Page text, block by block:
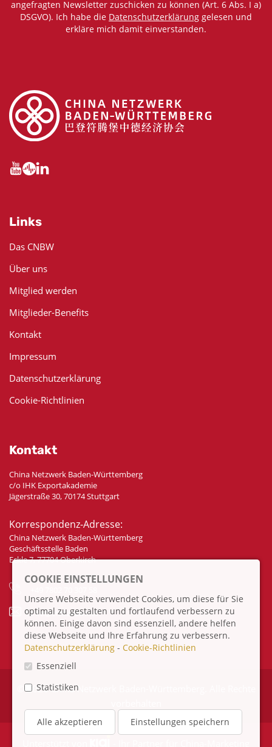
angefragten Newsletter zuschicken zu können (Art. 6 Abs. I a)
DSGVO). Ich habe die Datenschutzerklärung gelesen und
erkläre mich damit einverstanden.
Links
Das CNBW
Über uns
Mitglied werden
Mitglieder-Benefits
Kontakt
Impressum
Datenschutzerklärung
Cookie-Richtlinien
Kontakt
China Netzwerk Baden-Württemberg
c/o IHK Exportakademie
Jägerstraße 30, 70174 Stuttgart
Korrespondenz-Adresse:
China Netzwerk Baden-Württemberg
Geschäftsstelle Baden
Eckle 7, 77704 Oberkirch
info@china-bw.net
© 2026 China Netzwerk Baden-Württemberg. Alle Rechte
COOKIE EINSTELLUNGEN
Unsere Webseite verwendet Cookies, um diese für Sie
optimal zu gestalten und fortlaufend verbessern zu
können. Einige davon sind essenziell, andere helfen
diese Webseite und Ihre Erfahrung zu verbessern.
Datenschutzerklärung - Cookie-Richtlinien
Essenziell
Statistiken
Alle akzeptieren Einstellungen speichern